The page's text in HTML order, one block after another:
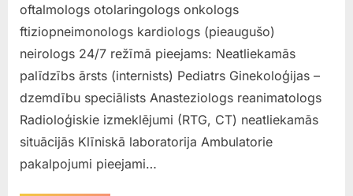
oftalmologs otolaringologs onkologs
ftiziopneimonologs kardiologs (pieaugušo)
neirologs 24/7 režīmā pieejams: Neatliekamās
palīdzībs ārsts (internists) Pediatrs Ginekoloģijas –
dzemdību speciālists Anasteziologs reanimatologs
Radioloģiskie izmeklējumi (RTG, CT) neatliekamās
situācijās Klīniskā laboratorija Ambulatorie
pakalpojumi pieejami…